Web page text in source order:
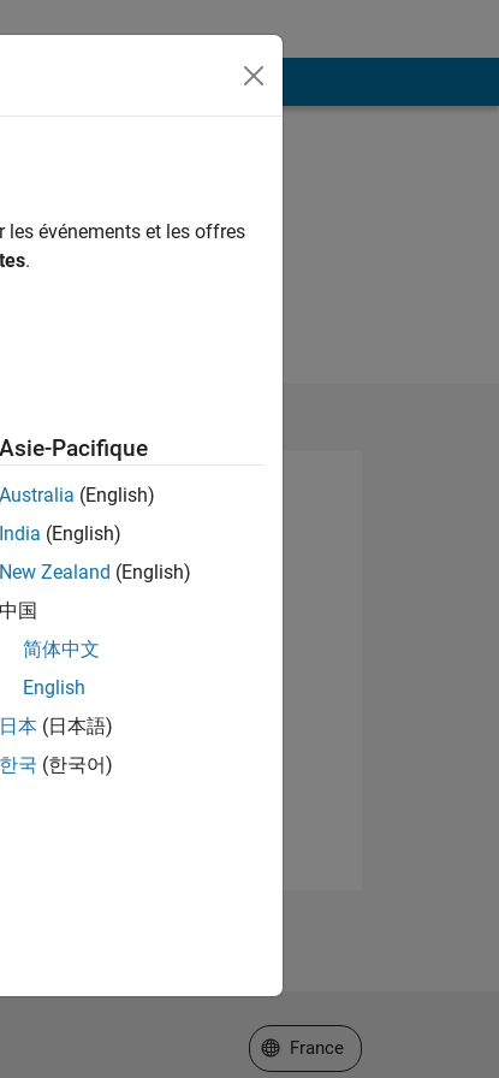
événements et les offres
.
Asie-Pacifique
Australia (English)
India (English)
New Zealand (English)
中国
简体中文
English
日本 (日本語)
한국 (한국어)
Sélectionner un site web
France